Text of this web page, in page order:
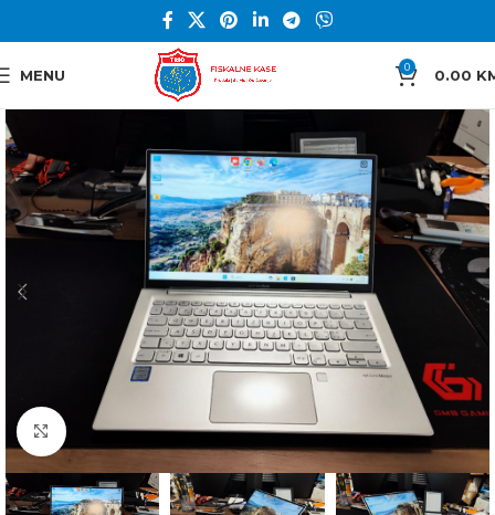
MENU 0 0.00
Click to enlarge